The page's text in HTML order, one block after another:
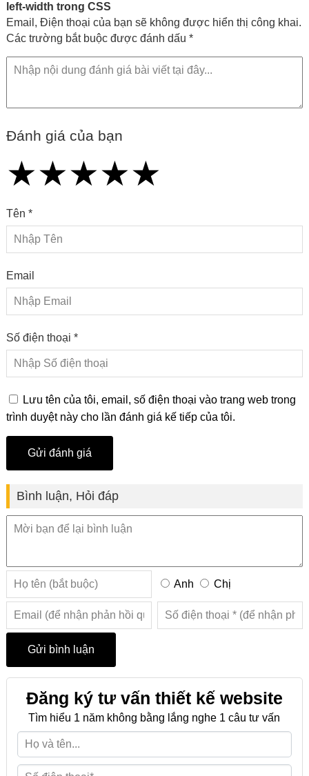
left-width trong CSS
Email, Điện thoại của bạn sẽ không được hiển thị công khai.
Các trường bắt buộc được đánh dấu *
Đánh giá của bạn
★
★★
★★★
★★★★
★★★★★
Tên *
Email
Số điện thoại *
Lưu tên của tôi, email, số điện thoại vào trang web trong
trình duyệt này cho lần đánh giá kế tiếp của tôi.
Bình luận, Hỏi đáp
Anh Chị
Đăng ký tư vấn thiết kế website
Tìm hiểu 1 năm không bằng lắng nghe 1 câu tư vấn